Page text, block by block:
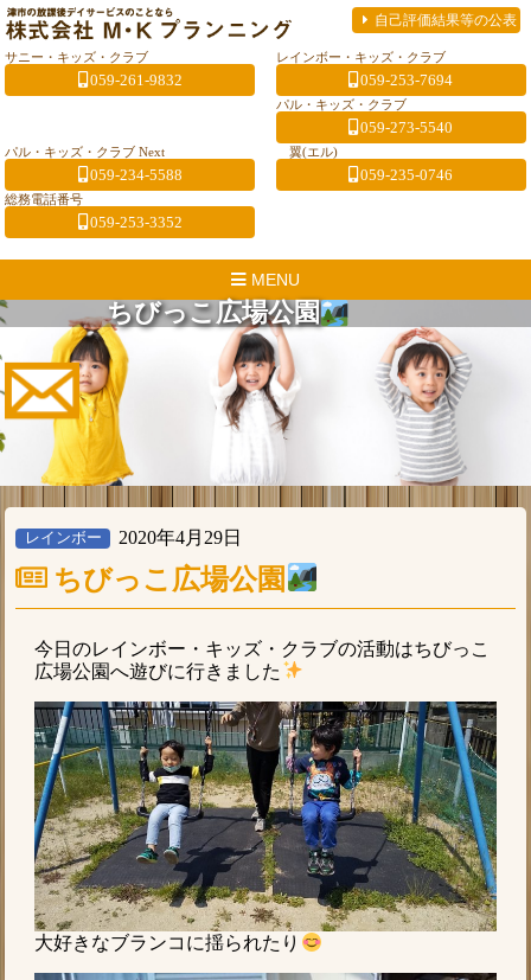
自己評価結果等の公表
サニー・キッズ・クラブ
059-261-9832
レインボー・キッズ・クラブ
059-253-7694
パル・キッズ・クラブ
059-273-5540
パル・キッズ・クラブ Next
059-234-5588
翼(エル)
059-235-0746
総務電話番号
059-253-3352
MENU
ちびっこ広場公園
レインボー 2020年4月29日
ちびっこ広場公園
今日のレインボー・キッズ・クラブの活動はちびっこ
広場公園へ遊びに行きました
大好きなブランコに揺られたり